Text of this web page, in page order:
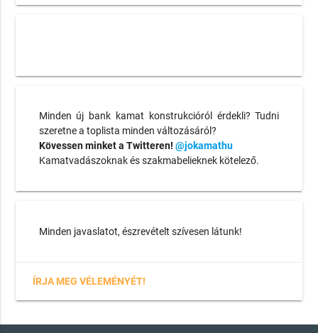
Minden új bank kamat konstrukcióról érdekli? Tudni
szeretne a toplista minden változásáról?
Kövessen minket a Twitteren! @jokamathu
Kamatvadászoknak és szakmabelieknek kötelező.
Minden javaslatot, észrevételt szívesen látunk!
ÍRJA MEG VÉLEMÉNYÉT!